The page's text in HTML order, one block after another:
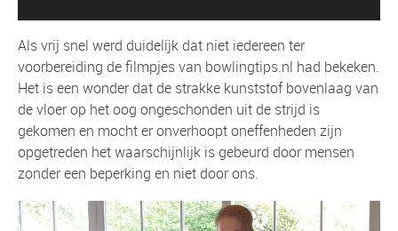
Als vrij snel werd duidelijk dat niet iedereen ter
voorbereiding de filmpjes van bowlingtips.nl had bekeken.
Het is een wonder dat de strakke kunststof bovenlaag van
de vloer op het oog ongeschonden uit de strijd is
gekomen en mocht er onverhoopt oneffenheden zijn
opgetreden het waarschijnlijk is gebeurd door mensen
zonder een beperking en niet door ons.